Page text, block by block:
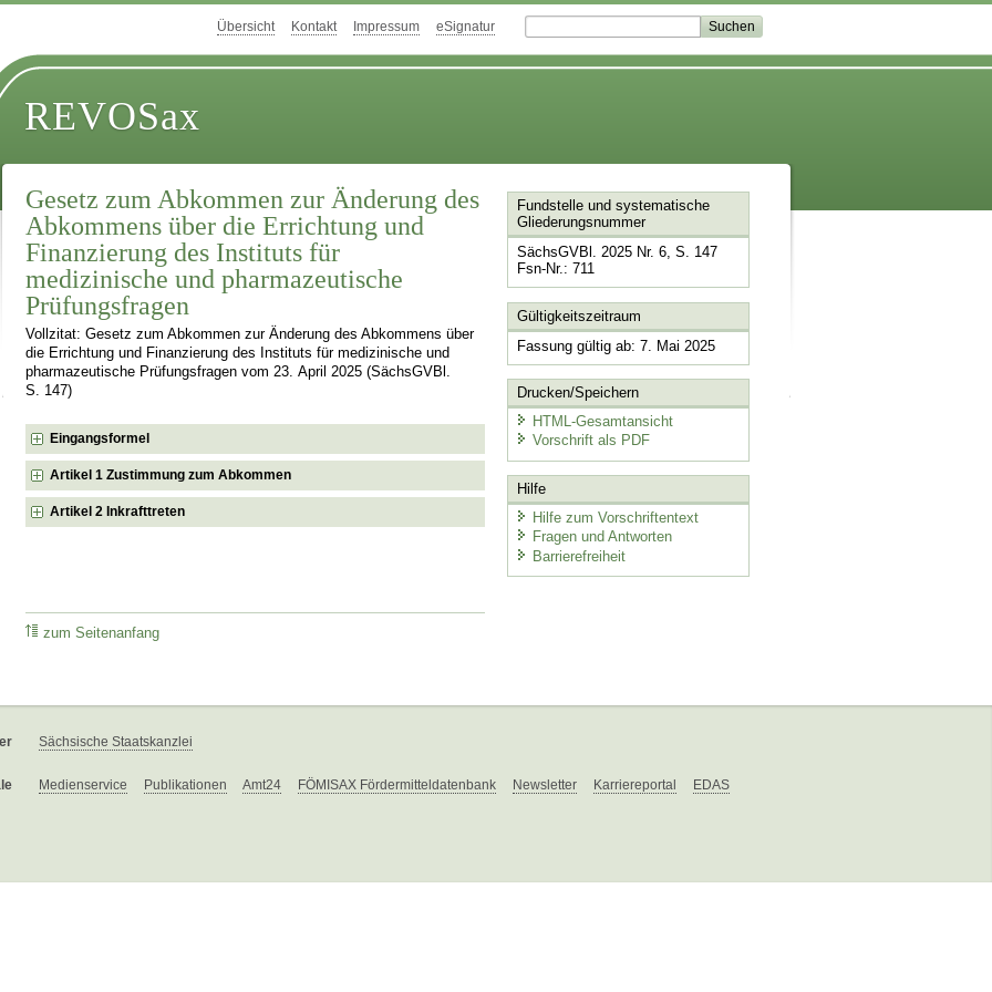
Übersicht Kontakt Impressum eSignatur
REVOSax
Gesetz zum Abkommen zur Änderung des
Abkommens über die Errichtung und
Finanzierung des Instituts für
medizinische und pharmazeutische
Prüfungsfragen
Vollzitat: Gesetz zum Abkommen zur Änderung des Abkommens über
die Errichtung und Finanzierung des Instituts für medizinische und
pharmazeutische Prüfungsfragen vom 23. April 2025 (SächsGVBl.
S. 147)
Eingangsformel
Artikel 1 Zustimmung zum Abkommen
Artikel 2 Inkrafttreten
zum Seitenanfang
Fundstelle und systematische
Gliederungsnummer
SächsGVBl. 2025 Nr. 6, S. 147
Fsn-Nr.: 711
Gültigkeitszeitraum
Fassung gültig ab: 7. Mai 2025
Drucken/Speichern
HTML-Gesamtansicht
Vorschrift als PDF
Hilfe
Hilfe zum Vorschriftentext
Fragen und Antworten
Barrierefreiheit
Sächsische Staatskanzlei
Medienservice Publikationen Amt24 FÖMISAX Fördermitteldatenbank Newsletter Karriereportal EDAS